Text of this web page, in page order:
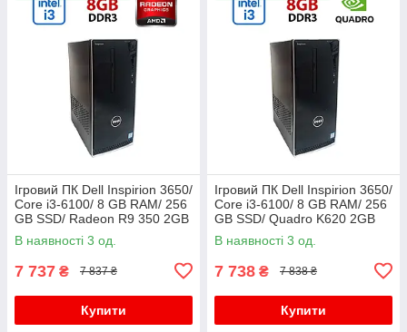
Ігровий ПК Dell Inspirion 3650/
Core i3-6100/ 8 GB RAM/ 256
GB SSD/ Radeon R9 350 2GB
В наявності 3 од.
7 737 ₴ 7 837 ₴
Купити
Ігровий ПК Dell Inspirion 3650/
Core i3-6100/ 8 GB RAM/ 256
GB SSD/ Quadro K620 2GB
В наявності 3 од.
7 738 ₴ 7 838 ₴
Купити